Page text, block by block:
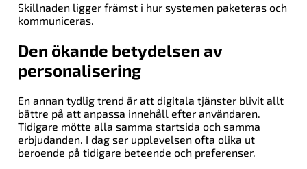
Skillnaden ligger främst i hur systemen paketeras och
kommuniceras.
Den ökande betydelsen av
personalisering
En annan tydlig trend är att digitala tjänster blivit allt
bättre på att anpassa innehåll efter användaren.
Tidigare mötte alla samma startsida och samma
erbjudanden. I dag ser upplevelsen ofta olika ut
beroende på tidigare beteende och preferenser.